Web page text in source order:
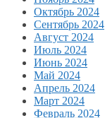
Октябрь 2024
Сентябрь 2024
Август 2024
Июль 2024
Июнь 2024
Май 2024
Апрель 2024
Март 2024
Февраль 2024